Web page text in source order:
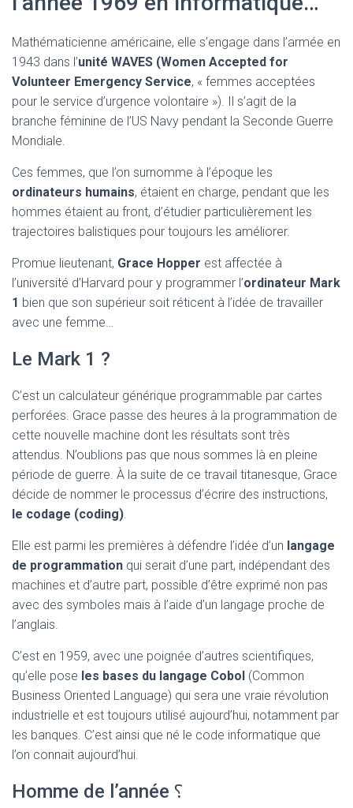
Mathématicienne américaine, elle s’engage dans l’armée en
1943 dans l’unité WAVES (Women Accepted for
Volunteer Emergency Service, « femmes acceptées
pour le service d’urgence volontaire »). Il s’agit de la
branche féminine de l’US Navy pendant la Seconde Guerre
Mondiale.
Ces femmes, que l’on surnomme à l’époque les
ordinateurs humains, étaient en charge, pendant que les
hommes étaient au front, d’étudier particulièrement les
trajectoires balistiques pour toujours les améliorer.
Promue lieutenant, Grace Hopper est affectée à
l’université d’Harvard pour y programmer l’ordinateur Mark
1 bien que son supérieur soit réticent à l’idée de travailler
avec une femme…
Le Mark 1 ?
C’est un calculateur générique programmable par cartes
perforées. Grace passe des heures à la programmation de
cette nouvelle machine dont les résultats sont très
attendus. N’oublions pas que nous sommes là en pleine
période de guerre. À la suite de ce travail titanesque, Grace
décide de nommer le processus d’écrire des instructions,
le codage (coding).
Elle est parmi les premières à défendre l’idée d’un langage
de programmation qui serait d’une part, indépendant des
machines et d’autre part, possible d’être exprimé non pas
avec des symboles mais à l’aide d’un langage proche de
l’anglais.
C’est en 1959, avec une poignée d’autres scientifiques,
qu’elle pose les bases du langage Cobol (Common
Business Oriented Language) qui sera une vraie révolution
industrielle et est toujours utilisé aujourd’hui, notamment par
les banques. C’est ainsi que né le code informatique que
l’on connait aujourd’hui.
Homme de l’année ⸮